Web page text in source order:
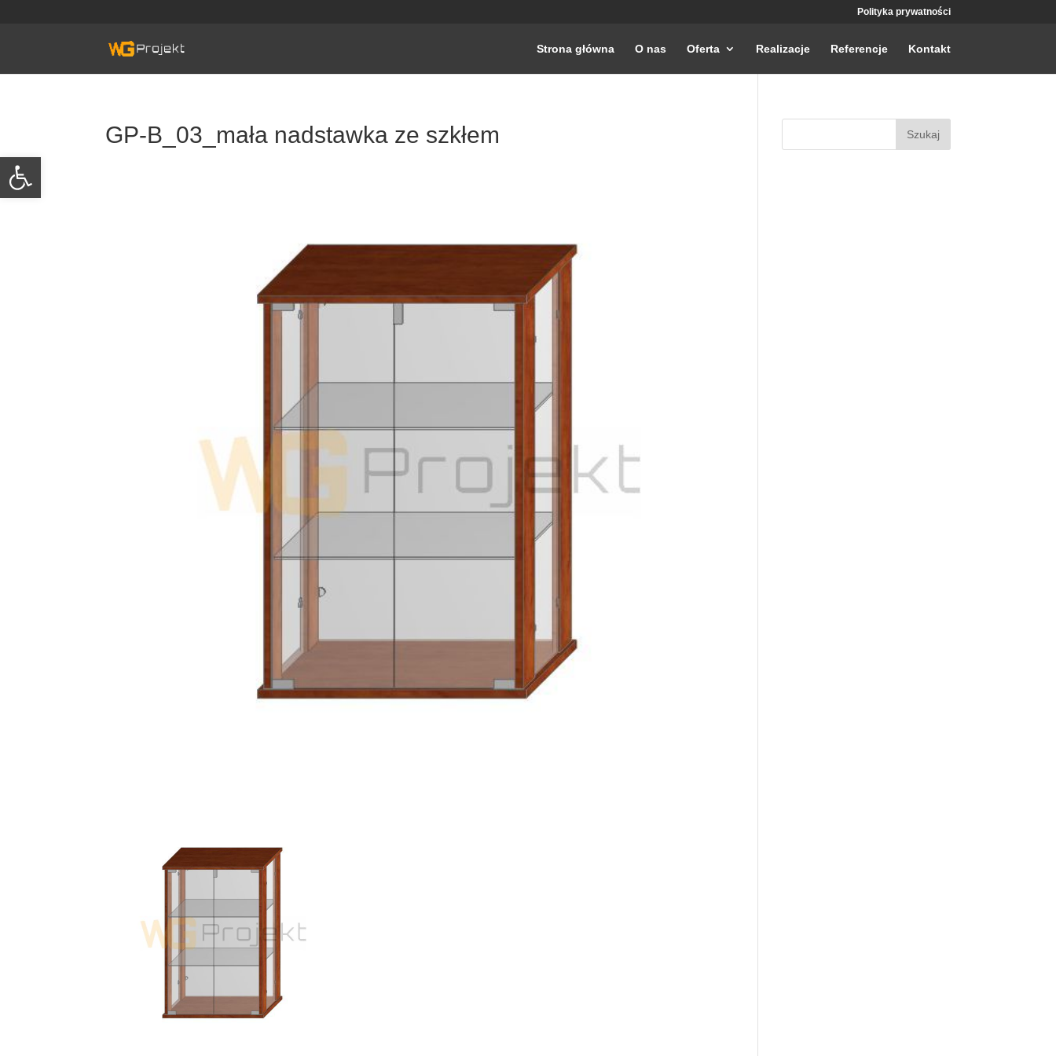
Otwórz pasek narzędzi
Polityka prywatności
Strona główna O nas Oferta Realizacje Referencje Kontakt
GP-B_03_mała nadstawka ze szkłem Szukaj: